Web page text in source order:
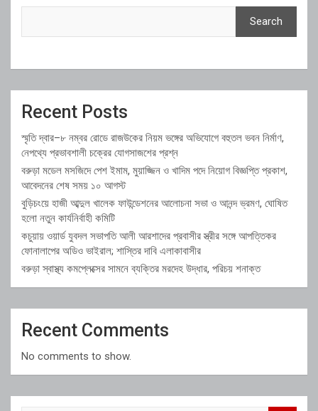
Search
Recent Posts
স্মৃতি দ্বার–৮ নম্বর রোডে রাজউকের নিয়ম ভঙ্গের অভিযোগে বহুতল ভবন নির্মাণ,
নেপথ্যে প্রভাবশালী চক্রের যোগসাজশের প্রশ্ন
বরুড়া মডেল মসজিদে পেশ ইমাম, মুয়াজ্জিন ও খাদিম পদে নিয়োগ বিজ্ঞপ্তি প্রকাশ,
আবেদনের শেষ সময় ১০ আগস্ট
বুড়িচংয়ে হাজী আব্দুল খালেক ফাউন্ডেশনের আলোচনা সভা ও আনন্দ ভ্রমণ, ঘোষিত
হলো নতুন কার্যনির্বাহী কমিটি
কচুয়ায় ওয়ার্ড যুবদল সভাপতি আলী আরশাদের প্রবাসীর স্ত্রীর সঙ্গে আপত্তিকর
ফোনালাপের অডিও ভাইরাল; শাস্তির দাবি এলাকাবাসীর
বরুড়া স্বাস্থ্য কমপ্লেক্সের সামনে ব্যক্তির মরদেহ উদ্ধার, পরিচয় শনাক্ত
Recent Comments
No comments to show.